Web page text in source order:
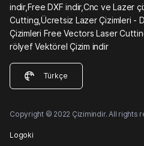
indir,Free DXF indir,Cnc ve Lazer
Cutting,Ücretsiz Lazer Çizimleri -
Çizimleri Free Vectors Laser
rölyef Vektörel Çizim indir
Türkçe
Copyright © 2022 Çizimindir. All rights
Logoki